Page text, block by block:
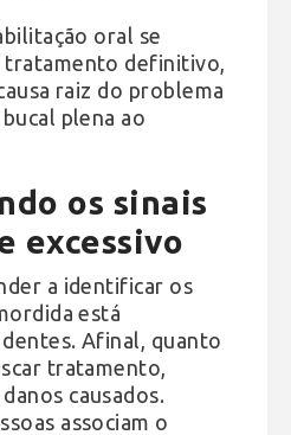
oral se
tratamento definitivo,
raiz do problema
plena ao
os sinais
excessivo
a identificar os
está
Afinal, quanto
tratamento,
causados.
associam o